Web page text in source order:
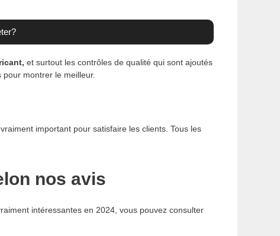
et surtout les contrôles de qualité qui sont ajoutés
montrer le meilleur.
important pour satisfaire les clients. Tous les
nos avis
intéressantes en 2024, vous pouvez consulter